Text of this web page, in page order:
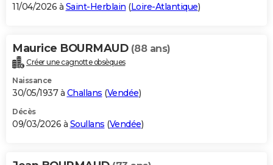
11/04/2026 à Saint-Herblain (Loire-Atlantique)
Maurice BOURMAUD (88 ans)
Créer une cagnotte obsèques
Naissance
30/05/1937 à Challans (Vendée)
Décès
09/03/2026 à Soullans (Vendée)